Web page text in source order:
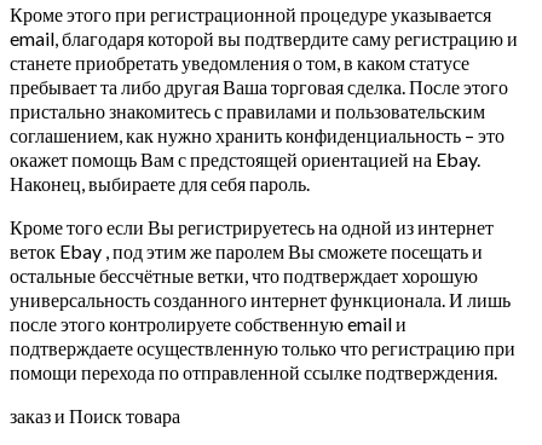
Кроме этого при регистрационной процедуре указывается
email, благодаря которой вы подтвердите саму регистрацию и
станете приобретать уведомления о том, в каком статусе
пребывает та либо другая Ваша торговая сделка. После этого
пристально знакомитесь с правилами и пользовательским
соглашением, как нужно хранить конфиденциальность – это
окажет помощь Вам с предстоящей ориентацией на Ebay.
Наконец, выбираете для себя пароль.
Кроме того если Вы регистрируетесь на одной из интернет
веток Ebay , под этим же паролем Вы сможете посещать и
остальные бессчётные ветки, что подтверждает хорошую
универсальность созданного интернет функционала. И лишь
после этого контролируете собственную email и
подтверждаете осуществленную только что регистрацию при
помощи перехода по отправленной ссылке подтверждения.
заказ и Поиск товара